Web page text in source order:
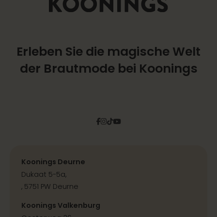
Erleben Sie die magische Welt
der Brautmode bei Koonings
Facebook
Instagram
TiktokPinterest
YouTube
Koonings Deurne
Dukaat 5-5a,
, 5751 PW Deurne
Koonings Valkenburg